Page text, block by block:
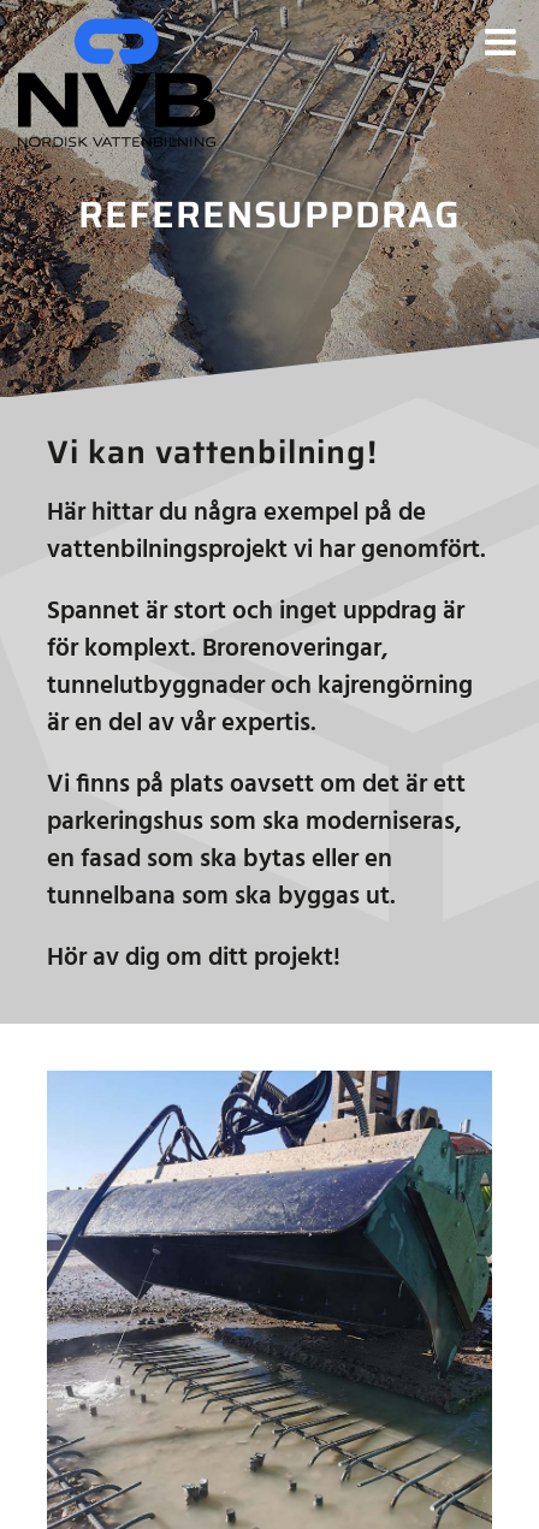
Fortsätt
till
innehållet
REFERENSUPPDRAG
Vi kan vattenbilning!
Här hittar du några exempel på de
vattenbilningsprojekt vi har genomfört.
Spannet är stort och inget uppdrag är
för komplext. Brorenoveringar,
tunnelutbyggnader och kajrengörning
är en del av vår expertis.
Vi finns på plats oavsett om det är ett
parkeringshus som ska moderniseras,
en fasad som ska bytas eller en
tunnelbana som ska byggas ut.
Hör av digom ditt projekt!